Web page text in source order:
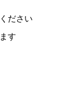
ださい
す